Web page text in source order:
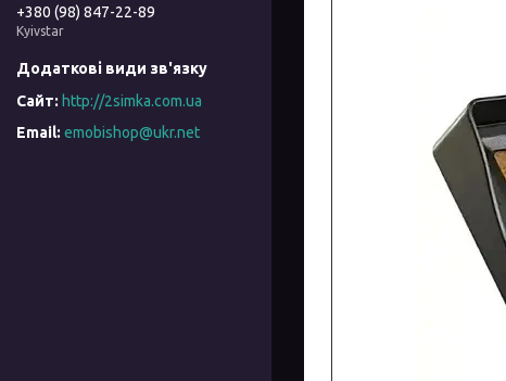
+380 (98) 847-22-89
Kyivstar
http://2simka.com.ua
emobishop@ukr.net